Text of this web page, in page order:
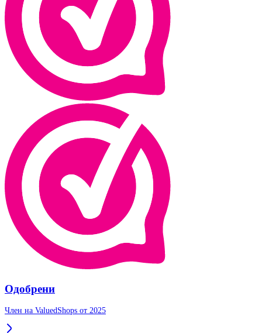
Одобрени
Член на ValuedShops от 2025